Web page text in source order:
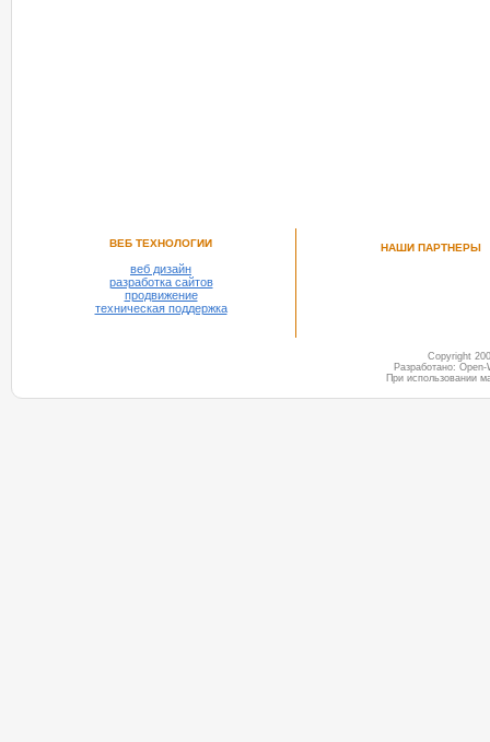
ВЕБ ТЕХНОЛОГИИ
веб дизайн
разработка сайтов
продвижение
техническая поддержка
НАШИ ПАРТНЕРЫ
Copyright
Разработано:
При использовании